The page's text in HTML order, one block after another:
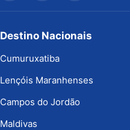
Destino Nacionais
Cumuruxatiba
Lençóis Maranhenses
Campos do Jordão
Maldivas